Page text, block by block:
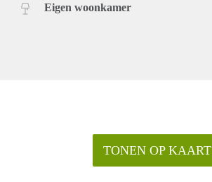
Eigen woonkamer
TONEN OP KAART